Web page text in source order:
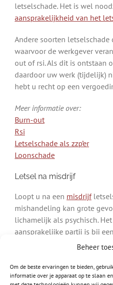
Beheer
Om de beste ervaringen te bieden,
informatie over je apparaat op te slaan
letselschade. Het is wel
aansprakelijkheid van het
Andere soorten
waarvoor de werkgever
out of rsi. Als dit is ontstaan
daardoor uw werk (tijdelijk)
hebt u recht op een
Meer informatie over:
Burn-out
Rsi
Letselschade als zzp’er
Loonschade
Letsel na misdrijf
Loopt u na een misdrijf
mishandeling kan grote
lichamelijk als psychisch.
aansprakelijke partij is bij
maar kan lastig zijn als de
Ook letsel door een
Bent u gebeten door een